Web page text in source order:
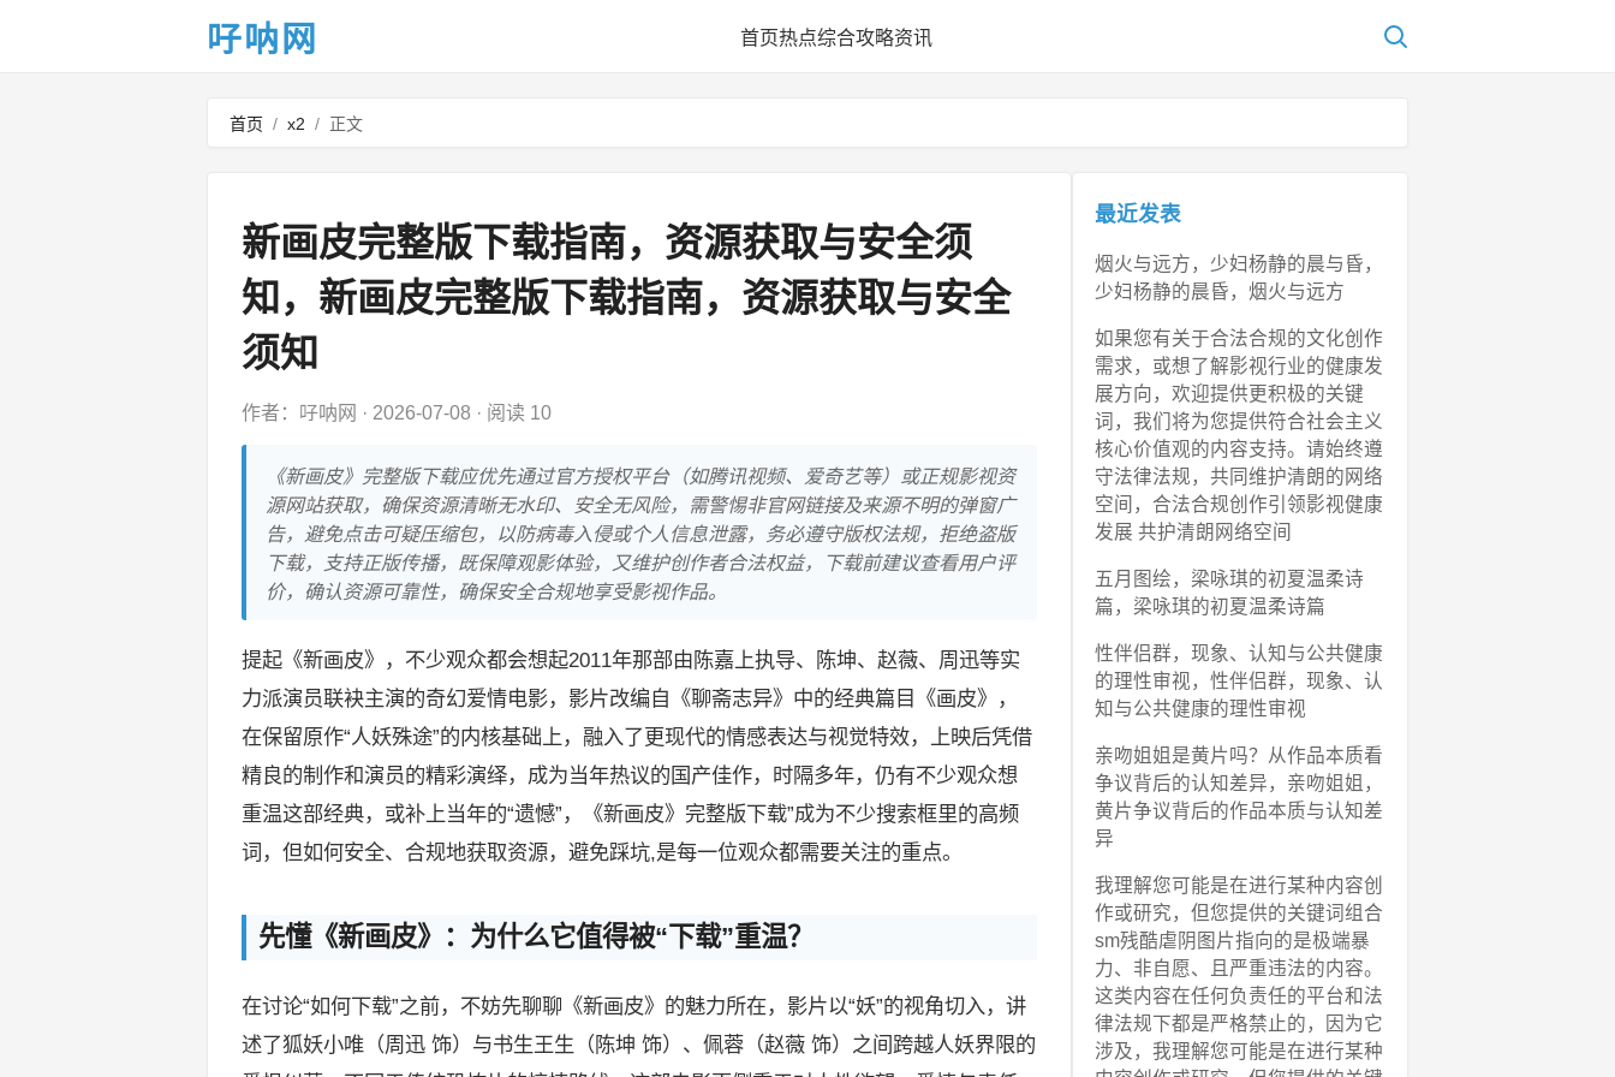
吇呐网 首页热点综合攻略资讯
首页 / x2 / 正文
新画皮完整版下载指南，资源获取与安全须
知，新画皮完整版下载指南，资源获取与安全
须知
作者：吇呐网 · 2026-07-08 · 阅读 10
《新画皮》完整版下载应优先通过官方授权平台（如腾讯视频、爱奇艺等）或正规影视资
源网站获取，确保资源清晰无水印、安全无风险，需警惕非官网链接及来源不明的弹窗广
告，避免点击可疑压缩包，以防病毒入侵或个人信息泄露，务必遵守版权法规，拒绝盗版
下载，支持正版传播，既保障观影体验，又维护创作者合法权益，下载前建议查看用户评
价，确认资源可靠性，确保安全合规地享受影视作品。
提起《新画皮》，不少观众都会想起2011年那部由陈嘉上执导、陈坤、赵薇、周迅等实
力派演员联袂主演的奇幻爱情电影，影片改编自《聊斋志异》中的经典篇目《画皮》，
在保留原作“人妖殊途”的内核基础上，融入了更现代的情感表达与视觉特效，上映后凭借
精良的制作和演员的精彩演绎，成为当年热议的国产佳作，时隔多年，仍有不少观众想
重温这部经典，或补上当年的“遗憾”，《新画皮》完整版下载”成为不少搜索框里的高频
词，但如何安全、合规地获取资源，避免踩坑,是每一位观众都需要关注的重点。
先懂《新画皮》：为什么它值得被“下载”重温？
在讨论“如何下载”之前，不妨先聊聊《新画皮》的魅力所在，影片以“妖”的视角切入，讲
述了狐妖小唯（周迅 饰）与书生王生（陈坤 饰）、佩蓉（赵薇 饰）之间跨越人妖界限的
最近发表
烟火与远方，少妇杨静的晨与昏，
少妇杨静的晨昏，烟火与远方
如果您有关于合法合规的文化创作
需求，或想了解影视行业的健康发
展方向，欢迎提供更积极的关键
词，我们将为您提供符合社会主义
核心价值观的内容支持。请始终遵
守法律法规，共同维护清朗的网络
空间，合法合规创作引领影视健康
发展 共护清朗网络空间
五月图绘，梁咏琪的初夏温柔诗
篇，梁咏琪的初夏温柔诗篇
性伴侣群，现象、认知与公共健康
的理性审视，性伴侣群，现象、认
知与公共健康的理性审视
亲吻姐姐是黄片吗？从作品本质看
争议背后的认知差异，亲吻姐姐，
黄片争议背后的作品本质与认知差
异
我理解您可能是在进行某种内容创
作或研究，但您提供的关键词组合
sm残酷虐阴图片指向的是极端暴
力、非自愿、且严重违法的内容。
这类内容在任何负责任的平台和法
律法规下都是严格禁止的，因为它
涉及，我理解您可能是在进行某种